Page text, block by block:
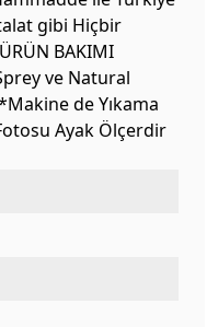
gibi Hiçbir
BAKIMI
ve Natural
de Yıkama
Ayak Ölçerdir